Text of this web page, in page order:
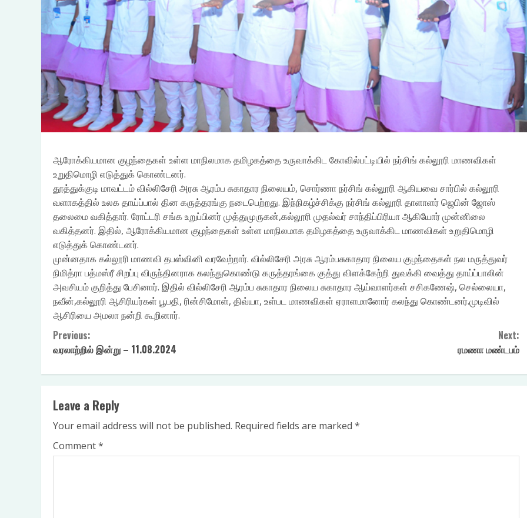
ஆரோக்கியமான குழந்தைகள் உள்ள மாநிலமாக தமிழகத்தை உருவாக்கிட கோவில்பட்டியில் நர்சிங் கல்லூரி மாணவிகள்
உறுதிமொழி எடுத்துக் கொண்டனர்.
தூத்துக்குடி மாவட்டம் வில்லிசேரி அரசு ஆரம்ப சுகாதார நிலையம், சொர்ணா நர்சிங் கல்லூரி ஆகியவை சார்பில் கல்லூரி
வளாகத்தில் உலக தாய்ப்பால் தின கருத்தரங்கு நடைபெற்றது. இந்நிகழ்ச்சிக்கு நர்சிங் கல்லூரி தாளாளர் ஜெபின் ஜோஸ்
தலைமை வகித்தார். ரோட்டரி சங்க உறுப்பினர் முத்துமுருகன்,கல்லூரி முதல்வர் சாந்திப்பிரியா ஆகியோர் முன்னிலை
வகித்தனர். இதில், ஆரோக்கியமான குழந்தைகள் உள்ள மாநிலமாக தமிழகத்தை உருவாக்கிட மாணவிகள் உறுதிமொழி
எடுத்துக் கொண்டனர்.
முன்னதாக கல்லூரி மாணவி தபஸ்வினி வரவேற்றார். வில்லிசேரி அரசு ஆரம்பசுகாதார நிலைய குழந்தைகள் நல மருத்துவர்
நிமித்ரா பத்மஸ்ரீ சிறப்பு விருந்தினராக கலந்துகொண்டு கருத்தரங்கை குத்து விளக்கேற்றி துவக்கி வைத்து தாய்ப்பாலின்
அவசியம் குறித்து பேசினார். இதில் வில்லிசேரி ஆரம்ப சுகாதார நிலைய சுகாதார ஆய்வாளர்கள் சசிகணேஷ், செல்லையா,
நவீன்,கல்லூரி ஆசிரியர்கள் பூபதி, ரின்சிமோள், திவ்யா, உள்பட மாணவிகள் ஏராளமானோர் கலந்து கொண்டனர்.முடிவில்
ஆசிரியை அமலா நன்றி கூறினார்.
Continue
Reading
Previous:
வரலாற்றில் இன்று – 11.08.2024
Next:
ரமணா மண்டபம்
Leave a Reply
Your email address will not be published. Required fields are marked *
Comment*
₹270.00 ₹200.00 ₹330.00 ₹210.00